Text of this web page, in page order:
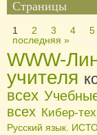
Страницы
1 2 3 4 5
последняя »
WWW-
учителя
всех
всех Кибер-
Русский язык.